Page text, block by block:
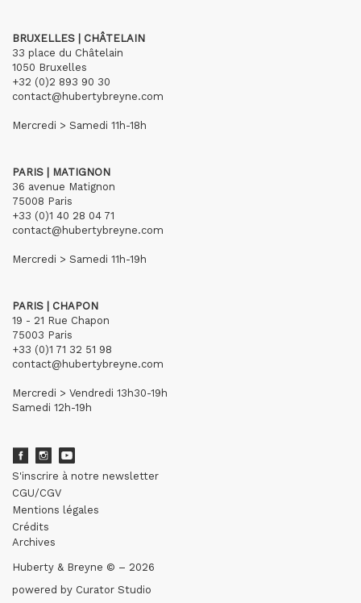
BRUXELLES | CHÂTELAIN
33 place du Châtelain
1050 Bruxelles
+32 (0)2 893 90 30
contact@hubertybreyne.com
Mercredi > Samedi 11h-18h
PARIS | MATIGNON
36 avenue Matignon
75008 Paris
+33 (0)1 40 28 04 71
contact@hubertybreyne.com
Mercredi > Samedi 11h-19h
PARIS | CHAPON
19 - 21 Rue Chapon
75003 Paris
+33 (0)1 71 32 51 98
contact@hubertybreyne.com
Mercredi > Vendredi 13h30-19h
Samedi 12h-19h
S'inscrire à notre newsletter
CGU/CGV
Mentions légales
Crédits
Archives
Huberty & Breyne © – 2026
powered by Curator Studio